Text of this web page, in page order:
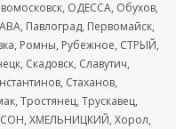
ОДЕССА, Обухов,
Павлоград, Первомайск,
Ромны, Рубежное, СТРЫЙ,
Скадовск, Славутич,
Стаханов,
Тростянец, Трускавец,
ХМЕЛЬНИЦКИЙ, Хорол,